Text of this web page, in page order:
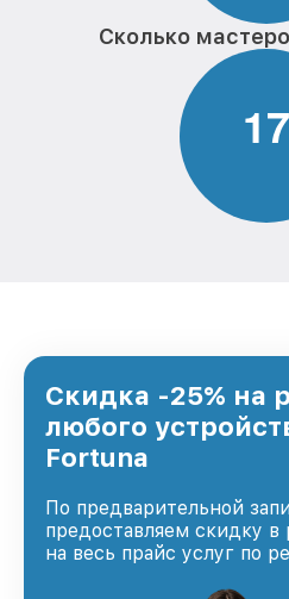
Сколько
17
Скидка -25% на
любого
Fortuna
По предварительной
предоставляем скидку в
на весь прайс услуг по